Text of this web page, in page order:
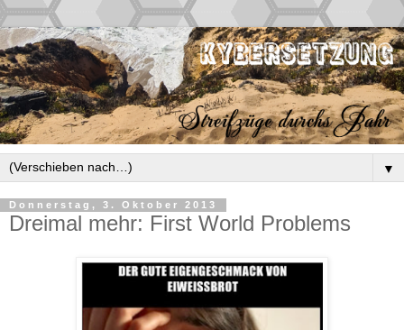
▼
Donnerstag, 3. Oktober 2013
Dreimal mehr: First World Problems